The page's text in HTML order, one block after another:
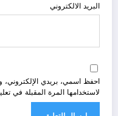
البريد الالكتروني
احفظ اسمي، بريدي الإلكتروني،
لاستخدامها المرة المقبلة في